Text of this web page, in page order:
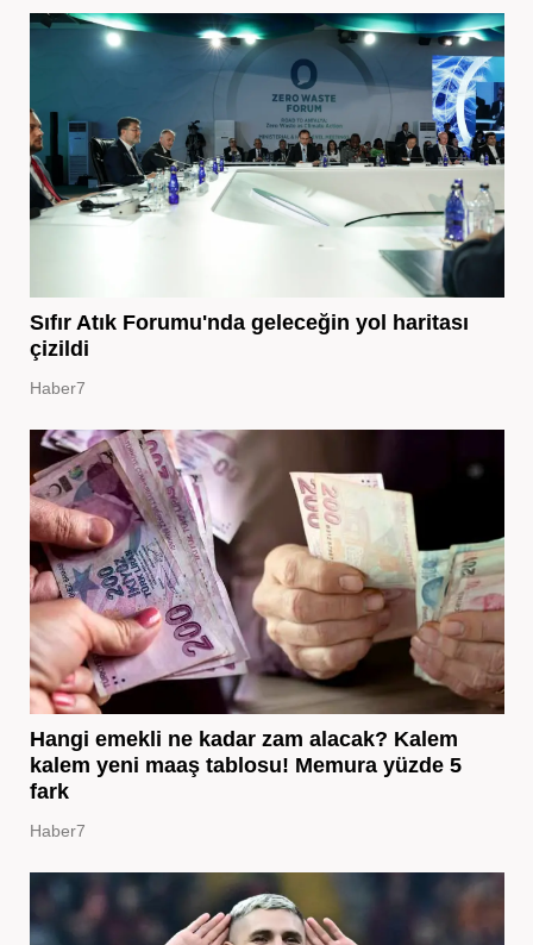
Sıfır Atık Forumu'nda geleceğin yol haritası
çizildi
Haber7
Hangi emekli ne kadar zam alacak? Kalem
kalem yeni maaş tablosu! Memura yüzde 5
fark
Haber7